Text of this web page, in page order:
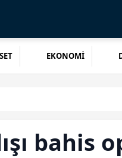
EKONOMİ
bahis